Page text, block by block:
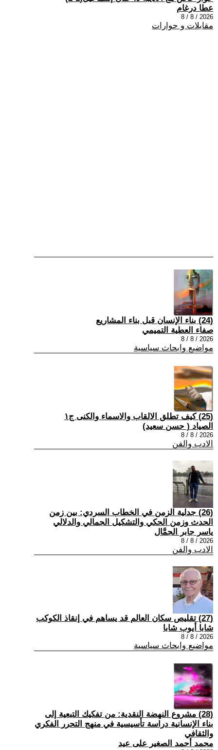
عطا درغام
2026 / 8 / 8
مقابلات و حوارات
(24) بناء الإنسان قبل بناء المشاريع
صفاء العطية التميمي
2026 / 8 / 8
مواضيع وابحاث سياسية
(25) كيف تطلق الالقاب والاسماء والكنى ج١
الصياد ‏( حسن سعيد‏)
2026 / 8 / 8
الادب والفن
(26) جدلية الزمن في الخطاب السردي: بين زمن
الحدث وزمن الحكي والتشكيل الجمالي والدلالي
ياسر جابر الجمَّال
2026 / 8 / 8
الادب والفن
(27) تقليص سكان العالم قد يساهم في إنقاذ الكوكب
شابا أيوب شابا
2026 / 8 / 8
مواضيع وابحاث سياسية
(28) مشروع النهضة النقدية: من تفكيك التبعية إلى
بناء الإنسانية دراسة تأسيسية في منهج التحرر الفكري
والثقافي
محمد أحمد الصغير على عيد